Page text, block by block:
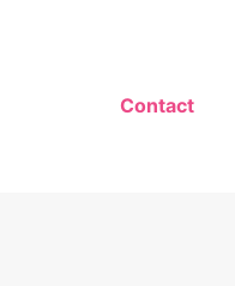
Contact